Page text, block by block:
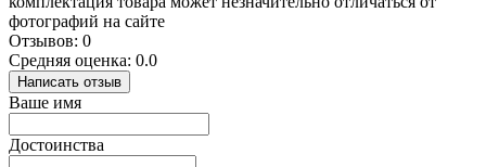
фотографий на сайте
Отзывов: 0
Средняя оценка: 0.0
Написать отзыв
Ваше имя
Достоинства